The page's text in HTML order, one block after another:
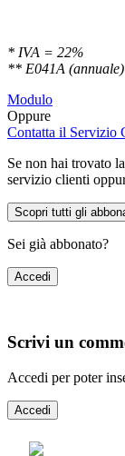
* IVA = 22%
** E041A
Modulo
Oppure
Contatta il Servizio
Se non hai trovato
servizio clienti
Scopri tutti gli
Sei già abbonato?
Accedi
Scrivi un
Accedi per poter
Accedi